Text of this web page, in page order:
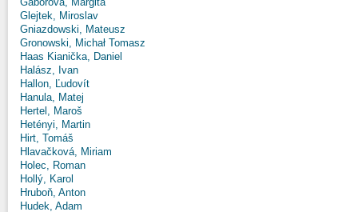
Glejtek, Miroslav
Gniazdowski, Mateusz
Gronowski, Michał Tomasz
Haas Kianička, Daniel
Halász, Ivan
Hallon, Ľudovít
Hanula, Matej
Hertel, Maroš
Hetényi, Martin
Hirt, Tomáš
Hlavačková, Miriam
Holec, Roman
Hollý, Karol
Hruboň, Anton
Hudek, Adam